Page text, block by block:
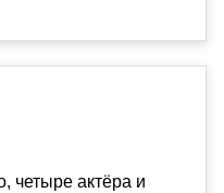
четыре актёра и